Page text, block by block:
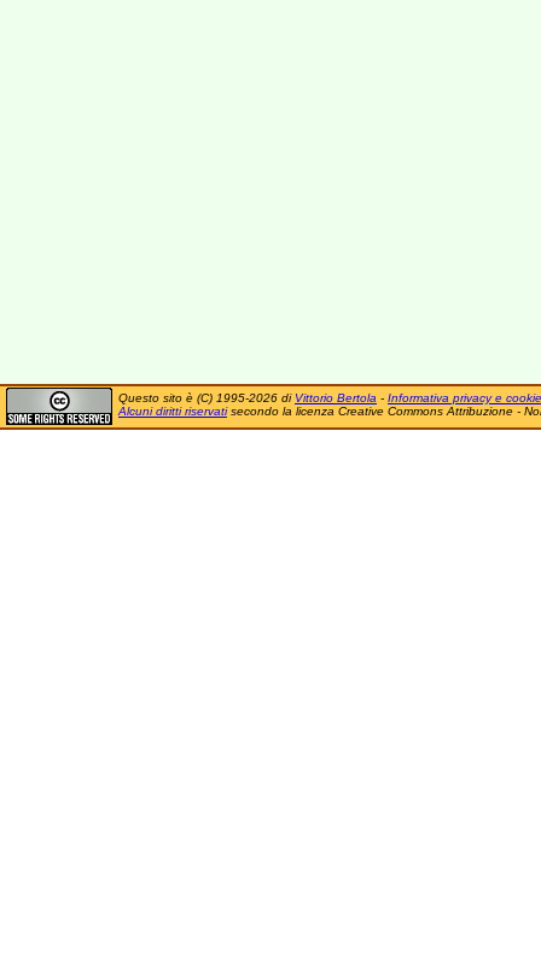
Questo sito è (C) 1995-2026 di Vittorio Bertola - Informativa privacy e cookie
Alcuni diritti riservatisecondo la licenza Creative Commons Attribuzione -